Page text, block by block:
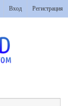
Вход Регистрация